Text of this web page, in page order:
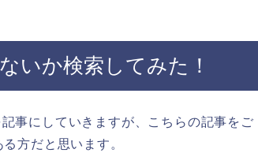
いか検索してみた！
事にしていきますが、こちらの記事をご
方だと思います。